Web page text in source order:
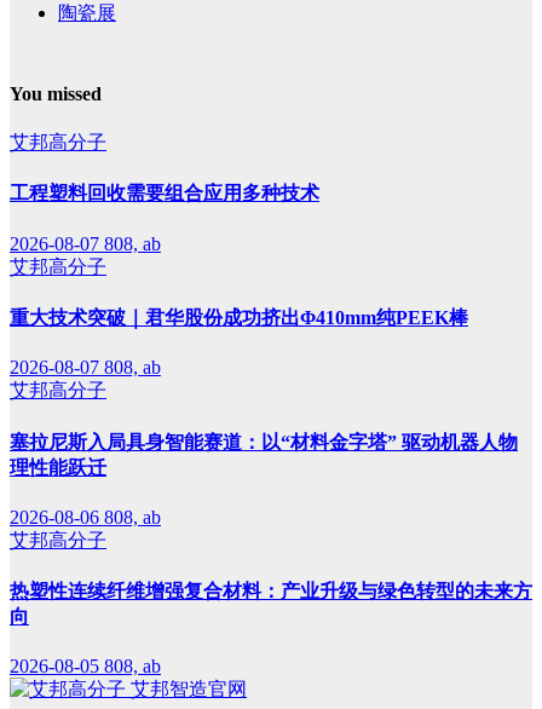
陶瓷展
You missed
艾邦高分子
工程塑料回收需要组合应用多种技术
2026-08-07 808, ab
艾邦高分子
重大技术突破｜君华股份成功挤出Φ410mm纯PEEK棒
2026-08-07 808, ab
艾邦高分子
塞拉尼斯入局具身智能赛道：以“材料金字塔” 驱动机器人物
理性能跃迁
2026-08-06 808, ab
艾邦高分子
热塑性连续纤维增强复合材料：产业升级与绿色转型的未来方
向
2026-08-05 808, ab